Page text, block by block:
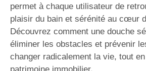
permet à chaque utilisateur de
plaisir du bain et sérénité au cœur
Découvrez comment une douche
éliminer les obstacles et prévenir
changer radicalement la vie, tout